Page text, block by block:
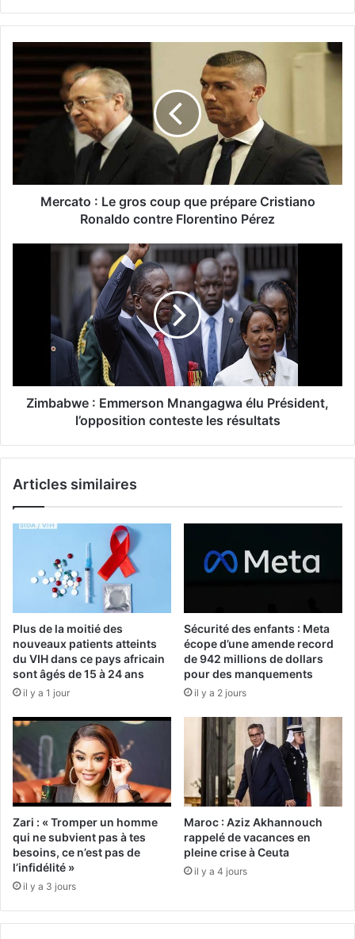
Mercato : Le gros coup que prépare Cristiano
Ronaldo contre Florentino Pérez
Zimbabwe : Emmerson Mnangagwa élu Président,
l’opposition conteste les résultats
Articles similaires
Plus de la moitié des
nouveaux patients atteints
du VIH dans ce pays africain
sont âgés de 15 à 24 ans
il y a 1 jour
Sécurité des enfants : Meta
écope d’une amende record
de 942 millions de dollars
pour des manquements
il y a 2 jours
Zari : « Tromper un homme
qui ne subvient pas à tes
besoins, ce n’est pas de
l’infidélité »
il y a 3 jours
Maroc : Aziz Akhannouch
rappelé de vacances en
pleine crise à Ceuta
il y a 4 jours